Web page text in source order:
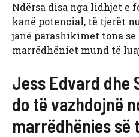
Ndërsa disa nga lidhjet e
kanë potencial, të tjerët
janë parashikimet tona se
marrëdhëniet mund të
Jess Edvard dhe
do të vazhdojnë
marrëdhënies së